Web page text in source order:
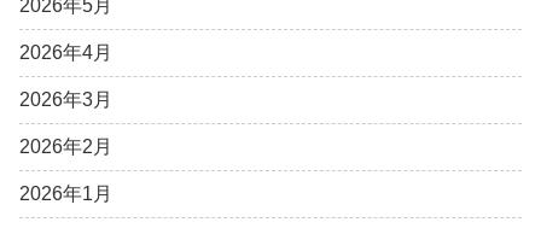
2026年5月
2026年4月
2026年3月
2026年2月
2026年1月